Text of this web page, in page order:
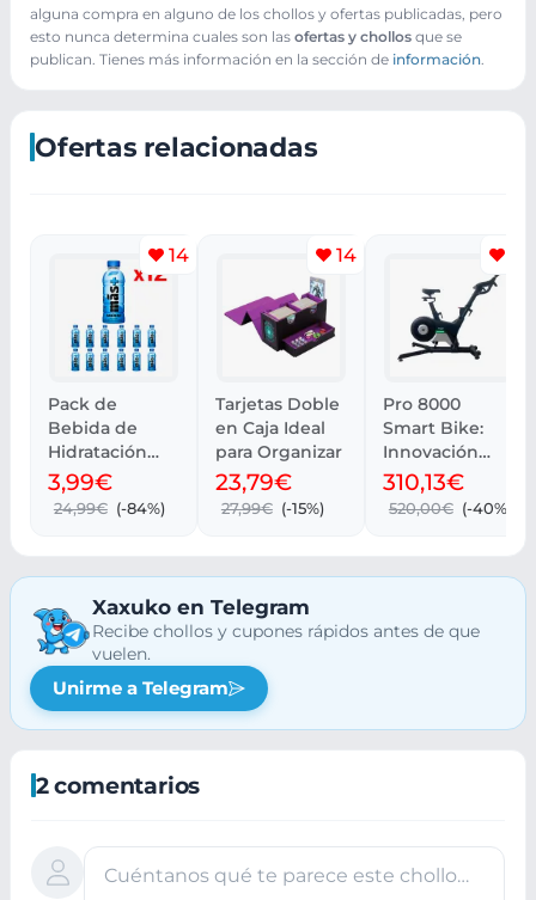
alguna compra en alguno de los chollos y ofertas publicadas, pero
esto nunca determina cuales son las ofertas y chollos que se
publican. Tienes más información en la sección de información.
Ofertas relacionadas
14
Pack de
Bebida de
Hidratación
MÁS+ BY
MESSI 12 x 500
3,99€
24,99€ (-84%)
14
Tarjetas Doble
en Caja Ideal
para Organizar
23,79€
27,99€ (-15%)
Pro 8000
Smart Bike:
Innovación
sobre dos
ruedas
310,13€
520,00€ (-40%)
Xaxuko en Telegram
Recibe chollos y cupones rápidos antes de que
vuelen.
Unirme a Telegram
2 comentarios
Cuéntanos qué te parece este chollo…